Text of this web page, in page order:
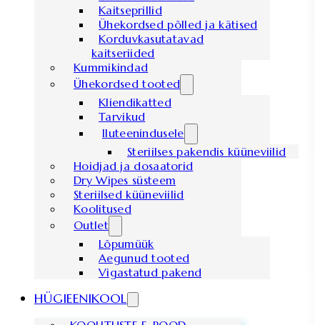
Kaitseprillid
Ühekordsed põlled ja kätised
Korduvkasutatavad
kaitseriided
Kummikindad
Ühekordsed tooted
Kliendikatted
Tarvikud
Iluteenindusele
Steriilses pakendis küüneviilid
Hoidjad ja dosaatorid
Dry Wipes süsteem
Steriilsed küüneviilid
Koolitused
Outlet
Lõpumüük
Aegunud tooted
Vigastatud pakend
HÜGIEENIKOOL